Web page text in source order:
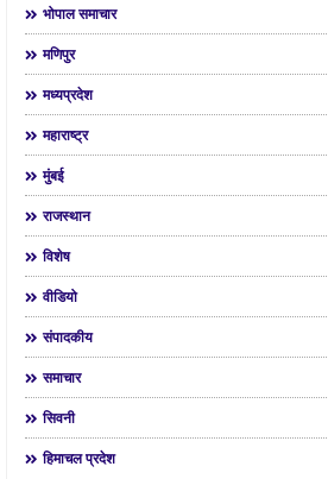
भोपाल समाचार
मणिपुर
मध्यप्रदेश
महाराष्ट्र
मुंबई
राजस्थान
विशेष
वीडियो
संपादकीय
समाचार
सिवनी
हिमाचल प्रदेश